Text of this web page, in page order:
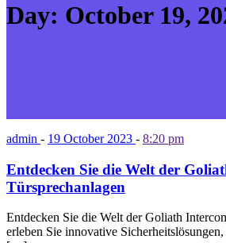
Day: October 19,
admin - 19 October 2023 - 8:20 pm
Entdecken Sie die Welt der
Türsprechanlagen
Entdecken Sie die Welt der Goliath
erleben Sie innovative